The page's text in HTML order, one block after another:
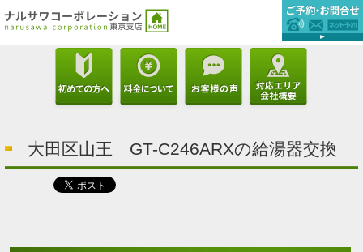
大田区山王 GT-C246ARXの給湯器交換